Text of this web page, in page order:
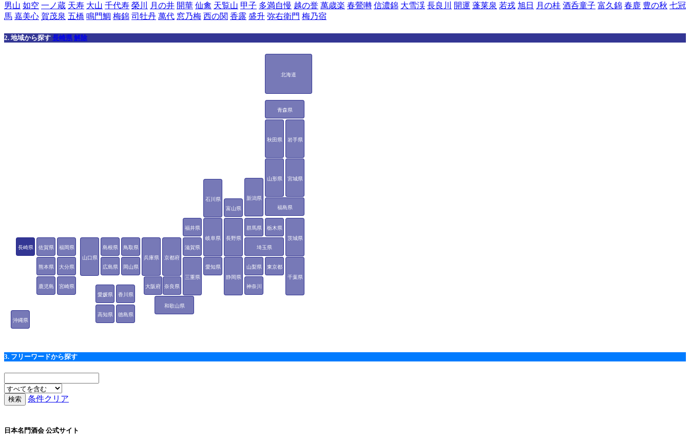
男山 如空 一ノ蔵 天寿 大山 千代寿 榮川 月の井 開華 仙禽 天覧山 甲子 多満自慢 越の誉 萬歳楽 春鶯囀 信濃錦 大雪渓 長良川 開運 蓬莱泉 若戎 旭日 月の桂 酒呑童子 富久錦 春鹿 豊の秋 七冠
馬 嘉美心 賀茂泉 五橋 鳴門鯛 梅錦 司牡丹 萬代 窓乃梅 西の関 香露 盛升 弥右衛門 梅乃宿
2. 地域から探す 長崎県 解除
北海道
青森県
岩手県
宮城県
秋田県
山形県
福島県
茨城県
栃木県
群馬県
埼玉県
千葉県
東京都
神奈川
新潟県
富山県
石川県
福井県
山梨県
長野県
岐阜県
静岡県
愛知県
三重県
滋賀県
京都府
大阪府
兵庫県
奈良県
和歌山県
鳥取県
島根県
岡山県
広島県
山口県
徳島県
香川県
愛媛県
高知県
福岡県
佐賀県
長崎県
熊本県 大分県
宮崎県
鹿児島
沖縄県
3. フリーワードから探す
条件クリア
日本名門酒会 公式サイト